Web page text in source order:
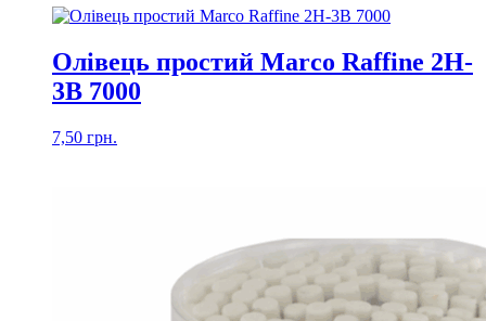
Олівець простий Marco Raffine 2H-
3B 7000
7,50 грн.